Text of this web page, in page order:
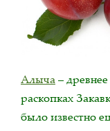
Алыча–
раскопках
было известно